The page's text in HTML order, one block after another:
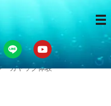
ーカヤック体験